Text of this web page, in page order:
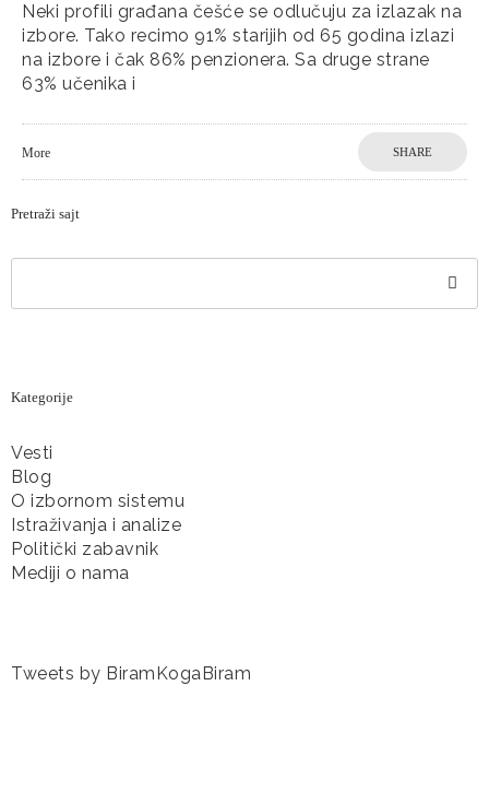
Neki profili građana češće se odlučuju za izlazak na
izbore. Tako recimo 91% starijih od 65 godina izlazi
na izbore i čak 86% penzionera. Sa druge strane
63% učenika i
More SHARE
Pretraži sajt
Kategorije
Vesti
Blog
O izbornom sistemu
Istraživanja i analize
Politički zabavnik
Mediji o nama
Tweets by BiramKogaBiram